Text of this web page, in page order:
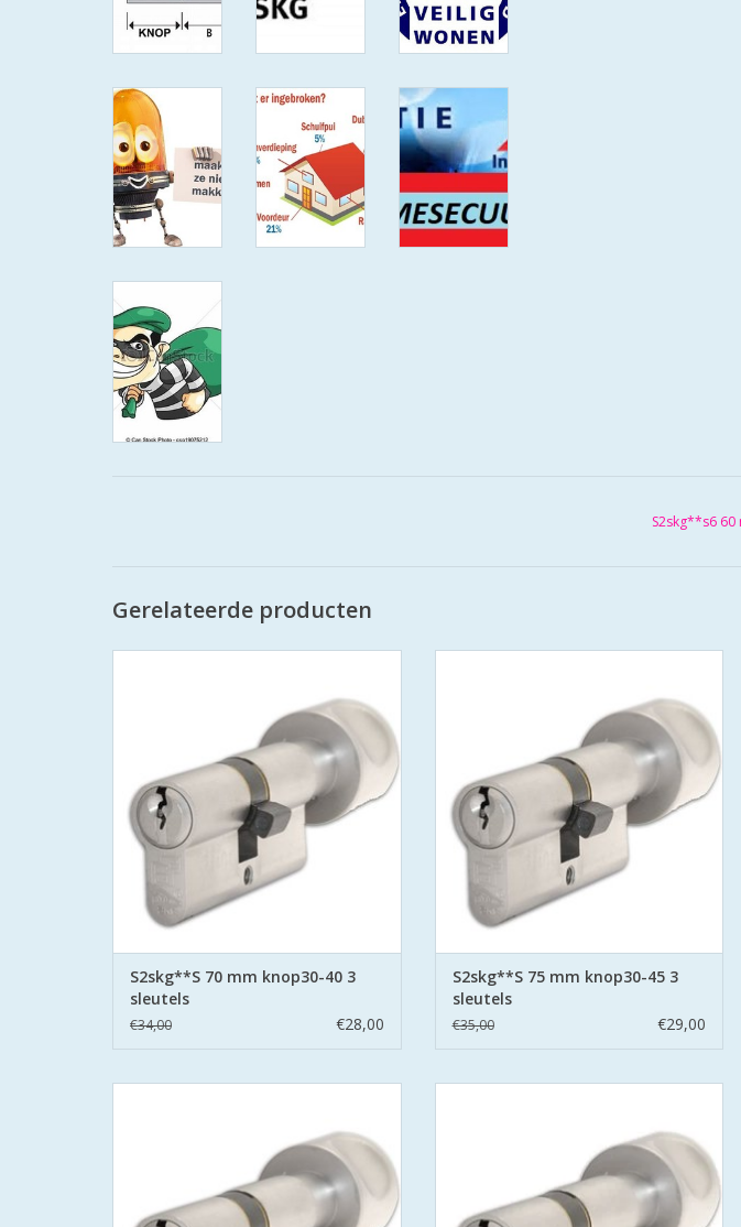
S2skg**s6 60
Gerelateerde producten
S2 staat voor safe en secure met boor
belemmering aan beide zijden hard stalen
pinnen.
TOEVOEGEN AAN WINKELWAGEN
S2skg**S 70 mm knop30-40 3
sleutels
€34,00 €28,00
S2 staat voor safe en secure met boor
belemmering aan beide zijden hard stalen
pinnen.
TOEVOEGEN AAN WINKELWAGEN
S2skg**S 75 mm knop30-45 3
sleutels
€35,00 €29,00
S2 staat voor safe en secure met boor
belemmering aan beide zijden hard stalen
pinnen.
TOEVOEGEN AAN WINKELWAGEN
S2 staat voor safe en secure met boor
belemmering aan beide zijden hard stalen
pinnen.
TOEVOEGEN AAN WINKELWAGEN